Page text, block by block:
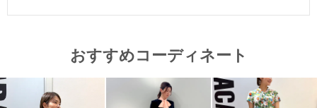
おすすめコーディネート